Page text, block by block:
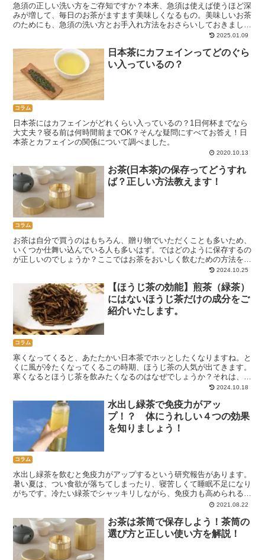
急須の正しい洗い方をご存知ですか？本来、急須は使えば使うほど深
みが増して、毎日のお茶がますます美味しくなるもの。美味しいお茶
のためにも、急須の洗い方とお手入れ方法をおさらいしておきましょ
2025.01.09
コラム
日本茶にカフェインってどのぐら
い入っているの？
日本茶にはカフェインがどれくらい入っているの？1日何杯までなら
大丈夫？寝る前は何時間前までOK？そんな疑問にすべてお答え！日
本茶とカフェインの関係について調べました。
2020.10.13
コラム
お茶(日本茶)の保存ってどうすれ
ば？正しい方法教えます！
お茶は自分で買うのはもちろん、贈り物でいただくことも多いため、
いくつか仕舞い込んでいる人も多いはず。ではどのように保存するの
が正しいのでしょうか？ここではお茶をおいしく飲むための方法をお
2024.10.25
コラム
【ほうじ茶の効能】煎茶（緑茶）
にはないほうじ茶だけの成分をご
紹介いたします。
寒くなってくると、あたたかい日本茶でホッとしたくなりますね。と
くに風が冷たくなってくるこの時期、ほうじ茶の人気が出てきます。
寒くなるとほうじ茶を飲みたくなるのはなぜでしょうか？それは、緑
茶にはないほうじ茶だけの成分によるものです。ほうじ茶...2024.10.18
コラム
水出し緑茶で免疫力がアッ
プ！？ 体にうれしい４つの効果
を知りましょう！
水出し緑茶を飲むと免疫力がアップするという研究報告があります。
暑い夏は、つい食欲が落ちてしまったり、寝苦しくて睡眠不足になり
がちです。冷たい緑茶でシャッキリしながら、免疫力も高められるな
んて、最高ですね！魅力いっぱいの水出し緑茶について、解説しま
2021.08.22
お茶は茶筒で保存しよう！茶筒の
選び方と正しい使い方を解説！